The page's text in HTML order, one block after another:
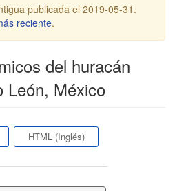
publicada el 2019-05-31.
reciente.
del huracán
León, México
HTML (Inglés)